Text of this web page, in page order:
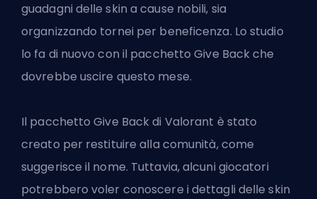
guadagni delle skin a cause nobili, sia
organizzando tornei per beneficenza. Lo studio
lo fa di nuovo con il pacchetto Give Back che
dovrebbe uscire questo mese.
Il pacchetto Give Back di Valorant è stato
creato per restituire alla comunità, come
suggerisce il nome. Tuttavia, alcuni giocatori
potrebbero voler conoscere i dettagli delle skin